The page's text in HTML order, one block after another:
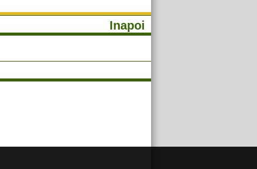
Inapoi